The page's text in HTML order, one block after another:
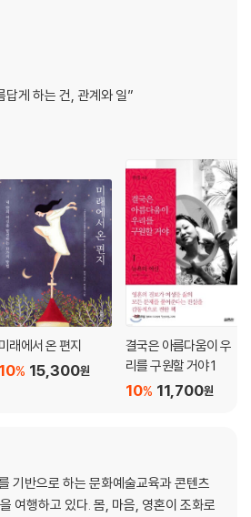
경계를 넘나들어 ‘문화통역사’로도 불린
스트, 여성해방신학자, 환경운동가, 평
답게 하는 건, 관계와 일”
미래에서 온 편지
15,300원
10%
결국은 아름다움이 우
리를 구원할 거야 1
11,700원
10%
기반으로 하는 문화예술교육과 콘텐츠
여행하고 있다. 몸, 마음, 영혼이 조화로